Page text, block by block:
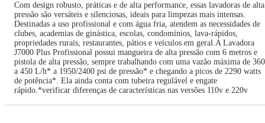
Com design robusto, práticas e de alta performance, essas lavadoras de alta
pressão são versáteis e silenciosas, ideais para limpezas mais intensas.
Destinadas a uso profissional e com água fria, atendem as necessidades de
clubes, academias de ginástica, escolas, condomínios, lava-rápidos,
propriedades rurais, restaurantes, pátios e veículos em geral.A Lavadora
J7000 Plus Profissional possui mangueira de alta pressão com 6 metros e
pistola de alta pressão, sempre trabalhando com uma vazão máxima de 360
a 450 L/h* a 1950/2400 psi de pressão* e chegando a picos de 2290 watts
de potência*. Ela ainda conta com tubeira regulável e engate
rápido.*verificar diferenças de características nas versões 110v e 220v